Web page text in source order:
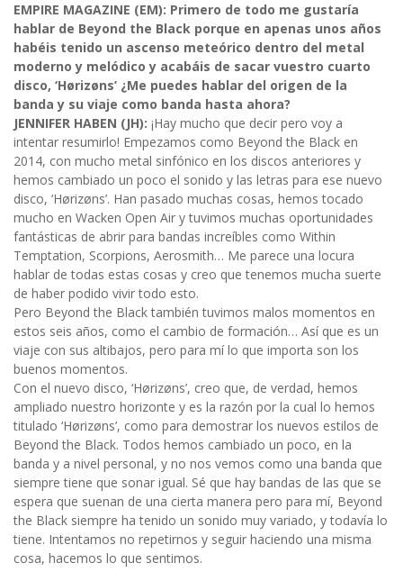
EMPIRE MAGAZINE (EM): Primero de todo me gustaría
hablar de Beyond the Black porque en apenas unos años
habéis tenido un ascenso meteórico dentro del metal
moderno y melódico y acabáis de sacar vuestro cuarto
disco, ‘Hørizøns’ ¿Me puedes hablar del origen de la
banda y su viaje como banda hasta ahora?
JENNIFER HABEN (JH): ¡Hay mucho que decir pero voy a
intentar resumirlo! Empezamos como Beyond the Black en
2014, con mucho metal sinfónico en los discos anteriores y
hemos cambiado un poco el sonido y las letras para ese nuevo
disco, ‘Hørizøns’. Han pasado muchas cosas, hemos tocado
mucho en Wacken Open Air y tuvimos muchas oportunidades
fantásticas de abrir para bandas increíbles como Within
Temptation, Scorpions, Aerosmith… Me parece una locura
hablar de todas estas cosas y creo que tenemos mucha suerte
de haber podido vivir todo esto.
Pero Beyond the Black también tuvimos malos momentos en
estos seis años, como el cambio de formación… Así que es un
viaje con sus altibajos, pero para mí lo que importa son los
buenos momentos.
Con el nuevo disco, ‘Hørizøns’, creo que, de verdad, hemos
ampliado nuestro horizonte y es la razón por la cual lo hemos
titulado ‘Hørizøns’, como para demostrar los nuevos estilos de
Beyond the Black. Todos hemos cambiado un poco, en la
banda y a nivel personal, y no nos vemos como una banda que
siempre tiene que sonar igual. Sé que hay bandas de las que se
espera que suenan de una cierta manera pero para mí, Beyond
the Black siempre ha tenido un sonido muy variado, y todavía lo
tiene. Intentamos no repetirnos y seguir haciendo una misma
cosa, hacemos lo que sentimos.